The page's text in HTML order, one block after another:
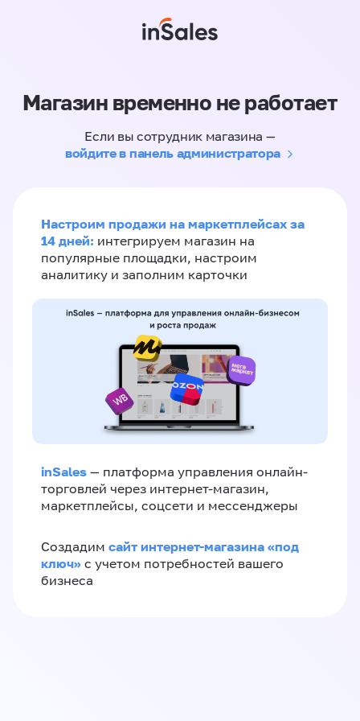
Магазин временно не работает
Если вы сотрудник магазина —
войдите в панель администратора
Настроим продажи на маркетплейсах за
14 дней: интегрируем магазин на
популярные площадки, настроим
аналитику и заполним карточки
inSales — платформа управления онлайн-
торговлей через интернет-магазин,
маркетплейсы, соцсети и мессенджеры
Создадим сайт интернет-магазина «под
ключ» с учетом потребностей вашего
бизнеса